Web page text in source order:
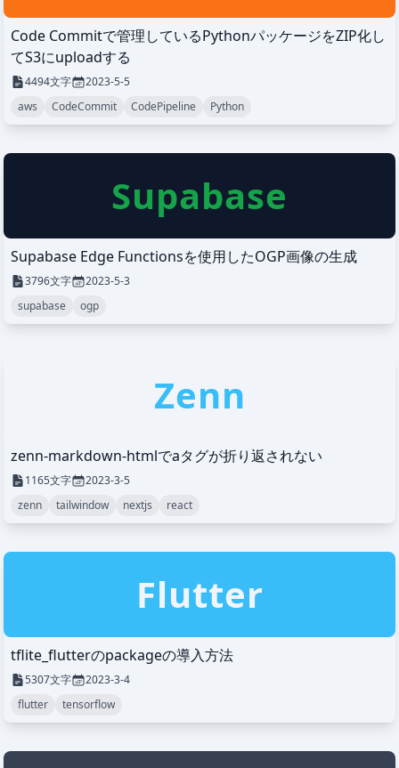
Code Commitで管理しているPythonパッケージをZIP化し
てS3にuploadする
4494文字
2023-5-5
aws
CodeCommit CodePipeline Python
Supabase
Supabase Edge Functionsを使用したOGP画像の生成
3796文字
2023-5-3
supabase
ogp
Zenn
zenn-markdown-htmlでaタグが折り返されない
1165文字
2023-3-5
zenn
tailwindow nextjs react
Flutter
tflite_flutterのpackageの導入方法
5307文字
2023-3-4
flutter
tensorflow